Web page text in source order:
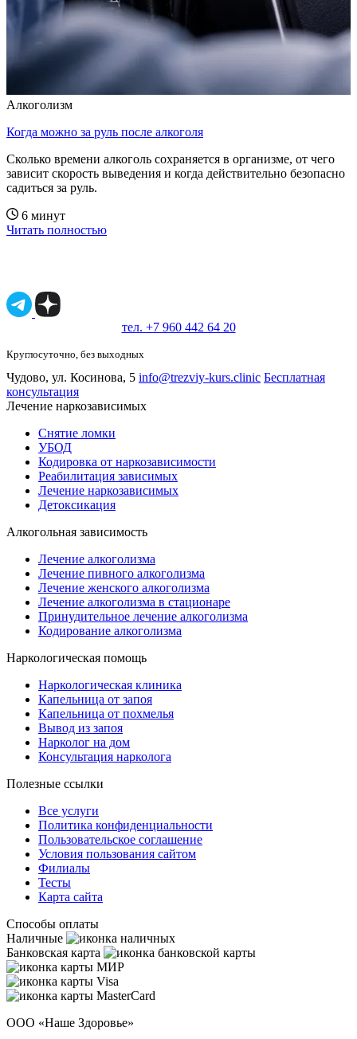
Алкоголизм
Когда можно за руль после алкоголя
Сколько времени алкоголь сохраняется в организме, от чего
зависит скорость выведения и когда действительно безопасно
садиться за руль.
6 минут
Читать полностью
тел. +7 960 442 64 20
Круглосуточно, без выходных
Чудово, ул. Косинова, 5 info@trezviy-kurs.clinic Бесплатная
консультация
Лечение наркозависимых
Снятие ломки
УБОД
Кодировка от наркозависимости
Реабилитация зависимых
Лечение наркозависимых
Детоксикация
Алкогольная зависимость
Лечение алкоголизма
Лечение пивного алкоголизма
Лечение женского алкоголизма
Лечение алкоголизма в стационаре
Принудительное лечение алкоголизма
Кодирование алкоголизма
Наркологическая помощь
Наркологическая клиника
Капельница от запоя
Капельница от похмелья
Вывод из запоя
Нарколог на дом
Консультация нарколога
Полезные ссылки
Все услуги
Политика конфиденциальности
Пользовательское cоглашение
Условия пользования сайтом
Филиалы
Тесты
Карта сайта
Способы оплаты
Наличные
Банковская карта
ООО «Наше Здоровье»